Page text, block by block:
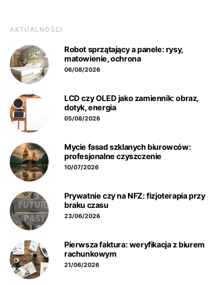
AKTUALNOŚCI
Robot sprzątający a panele: rysy,
matowienie, ochrona
06/08/2026
LCD czy OLED jako zamiennik: obraz,
dotyk, energia
05/08/2026
Mycie fasad szklanych biurowców:
profesjonalne czyszczenie
10/07/2026
Prywatnie czy na NFZ: fizjoterapia przy
braku czasu
23/06/2026
Pierwsza faktura: weryfikacja z biurem
rachunkowym
21/06/2026